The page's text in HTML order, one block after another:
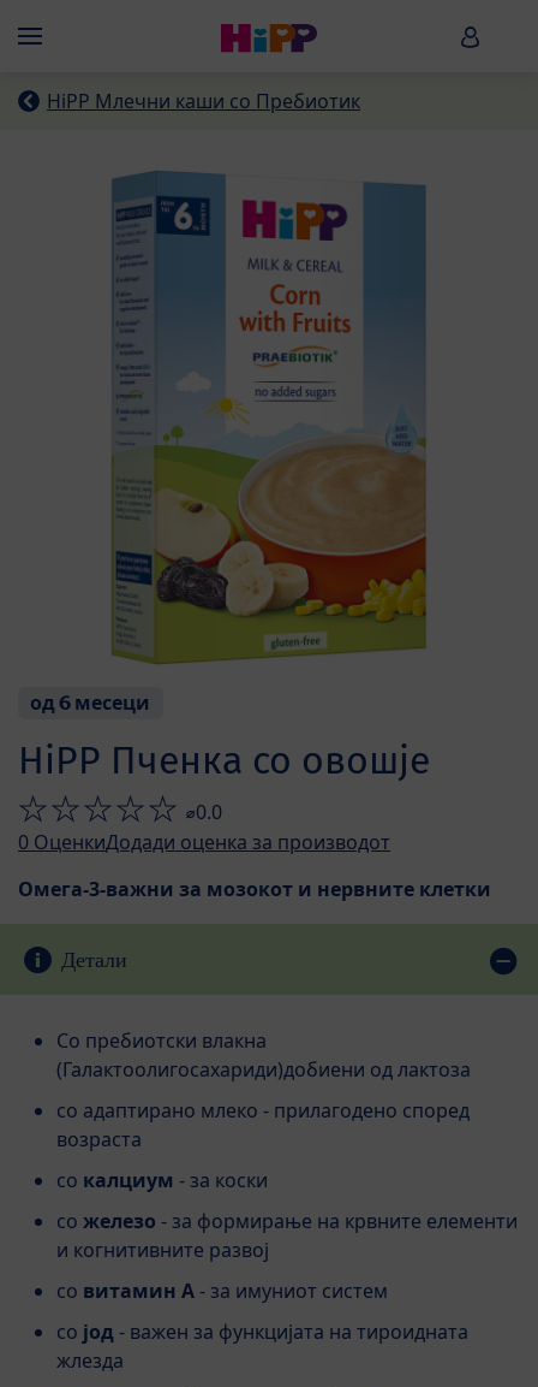
Menü HiPP
HiPP Млечни каши со Пребиотик
од 6 месеци
HiPP Пченка со овошје
⌀0.0
0 ОценкиДодади оценка за производот
Омега-3-важни за мозокот и нервните клетки
Детали
Со пребиотски влакна
(Галактоолигосахариди)добиени од лактоза
со адаптирано млеко - прилагодено според
возраста
со калциум - за коски
со железо - за формирање на крвните елементи
и когнитивните развој
со витамин А- за имуниот систем
со јод- важен за функцијата на тироидната
жлезда